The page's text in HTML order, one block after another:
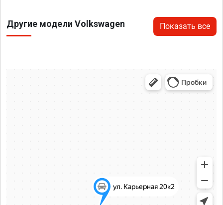
Другие модели Volkswagen Показать все